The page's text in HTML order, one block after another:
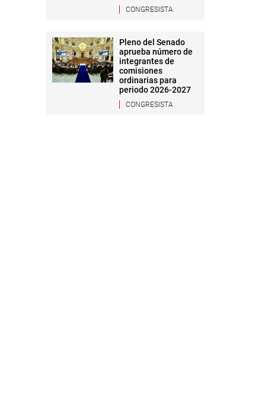
CONGRESISTA
Pleno del Senado
aprueba número de
integrantes de
comisiones
ordinarias para
periodo 2026-2027
CONGRESISTA